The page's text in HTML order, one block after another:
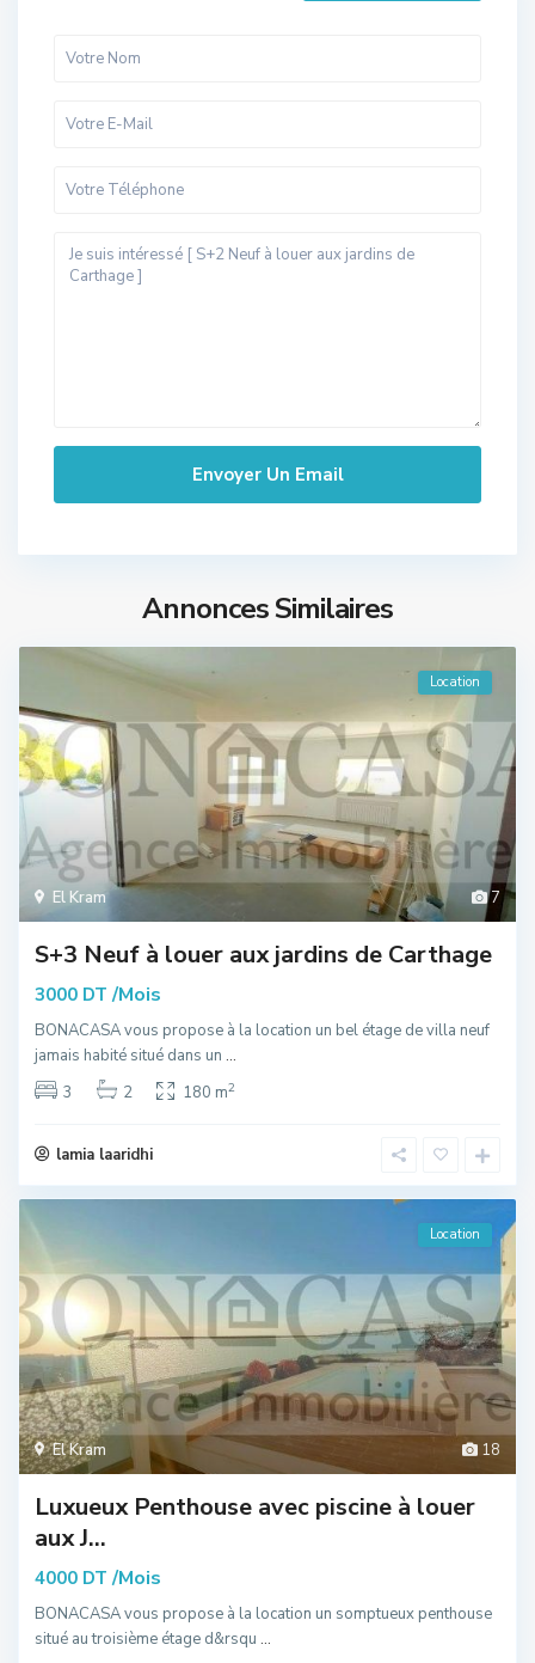
Annonces Similaires
7
El Kram
Location
S+3 Neuf à louer aux jardins de Carthage
3000 DT /Mois
BONACASA vous propose à la location un bel étage de villa neuf
jamais habité situé dans un ...
3
2 180 m2
lamia laaridhi
18
El Kram
Location
Luxueux Penthouse avec piscine à louer
aux J...
4000 DT /Mois
BONACASA vous propose à la location un somptueux penthouse
situé au troisième étage d&rsqu ...